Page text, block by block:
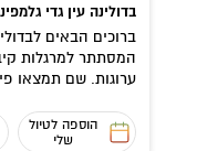
בדולינה עין גדי
ברוכים הבאים
המסתתר למרגלות
ערוגות. שם תמצאו
הוספה לטיול
שלי